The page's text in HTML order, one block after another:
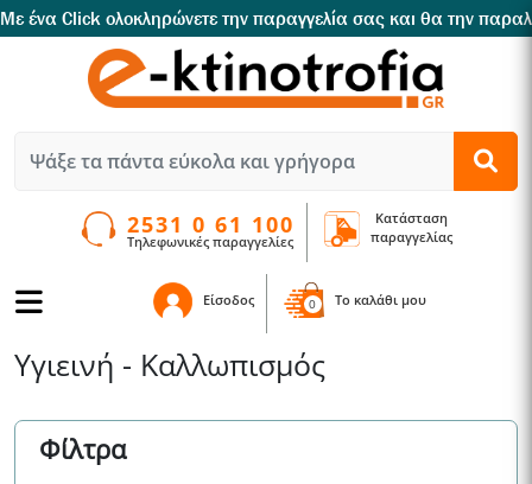
εντός 2 ημερών.
Προϊόντα Διαλογής κάτω από την τιμή κόστους απλά με ένα
2531 0 61 100
Τηλεφωνικές παραγγελίες
Κατάσταση
παραγγελίας
Είσοδος 0 To καλάθι μου
Υγιεινή - Καλλωπισμός
Φίλτρα